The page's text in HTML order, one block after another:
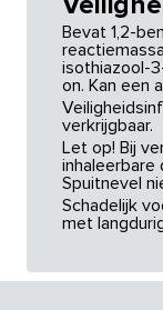
Bevat 1,2-
isothiazool-
on. Kan een
verkrijgbaar.
Let op! Bij
inhaleerbare
Spuitnevel
Schadelijk
met